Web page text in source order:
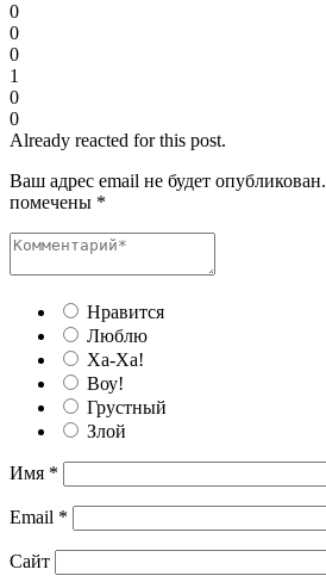
0
0
0
1
0
0
Already reacted for this post.
Ваш адрес email не будет опубликован.
помечены *
Нравится
Люблю
Ха-Ха!
Воу!
Грустный
Злой
Имя *
Email *
Сайт